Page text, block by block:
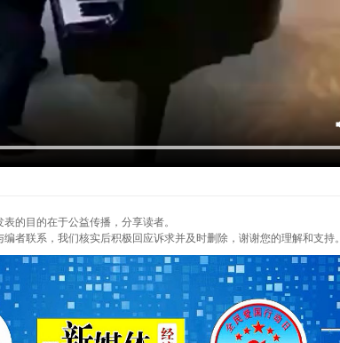
的目的在于公益传播，分享读者。
者联系，我们核实后积极回应诉求并及时删除，谢谢您的理解和支持。